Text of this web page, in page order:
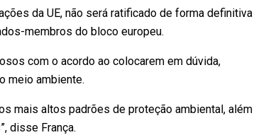
da UE, não será ratificado de forma definitiva
membros do bloco europeu.
com o acordo ao colocarem em dúvida,
meio ambiente.
mais altos padrões de proteção ambiental, além
disse França.